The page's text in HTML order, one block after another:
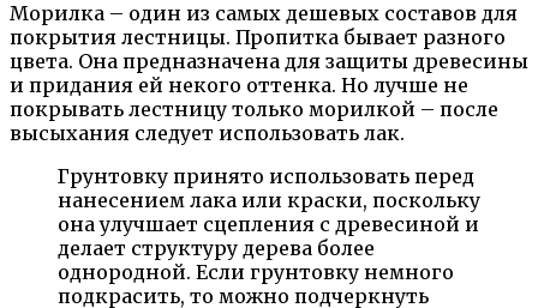
Морилка – один из самых дешевых составов для
покрытия лестницы. Пропитка бывает разного
цвета. Она предназначена для защиты древесины
и придания ей некого оттенка. Но лучше не
покрывать лестницу только морилкой – после
высыхания следует использовать лак.
Грунтовку принято использовать перед
нанесением лака или краски, поскольку
она улучшает сцепления с древесиной и
делает структуру дерева более
однородной. Если грунтовку немного
подкрасить, то можно подчеркнуть